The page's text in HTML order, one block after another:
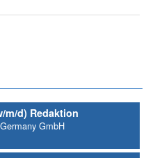
m/d) Redaktion
GmbH